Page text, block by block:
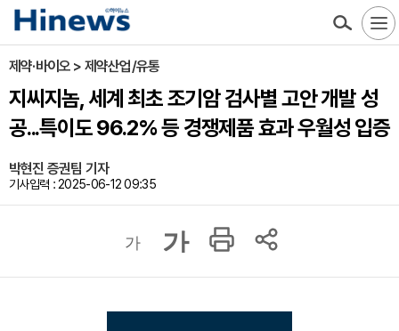
제약·바이오 > 제약산업/유통
지씨지놈, 세계 최초 조기암 검사별 고안 개발 성
공...특이도 96.2% 등 경쟁제품 효과 우월성 입증
박현진 증권팀 기자
기사입력 : 2025-06-12 09:35
가 가